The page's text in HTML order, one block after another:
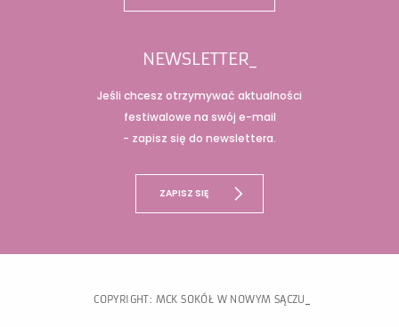
NEWSLETTER_
Jeśli chcesz otrzymywać aktualności
festiwalowe na swój e-mail
- zapisz się do newslettera.
ZAPISZ SIĘ
COPYRIGHT: MCK SOKÓŁ W NOWYM SĄCZU